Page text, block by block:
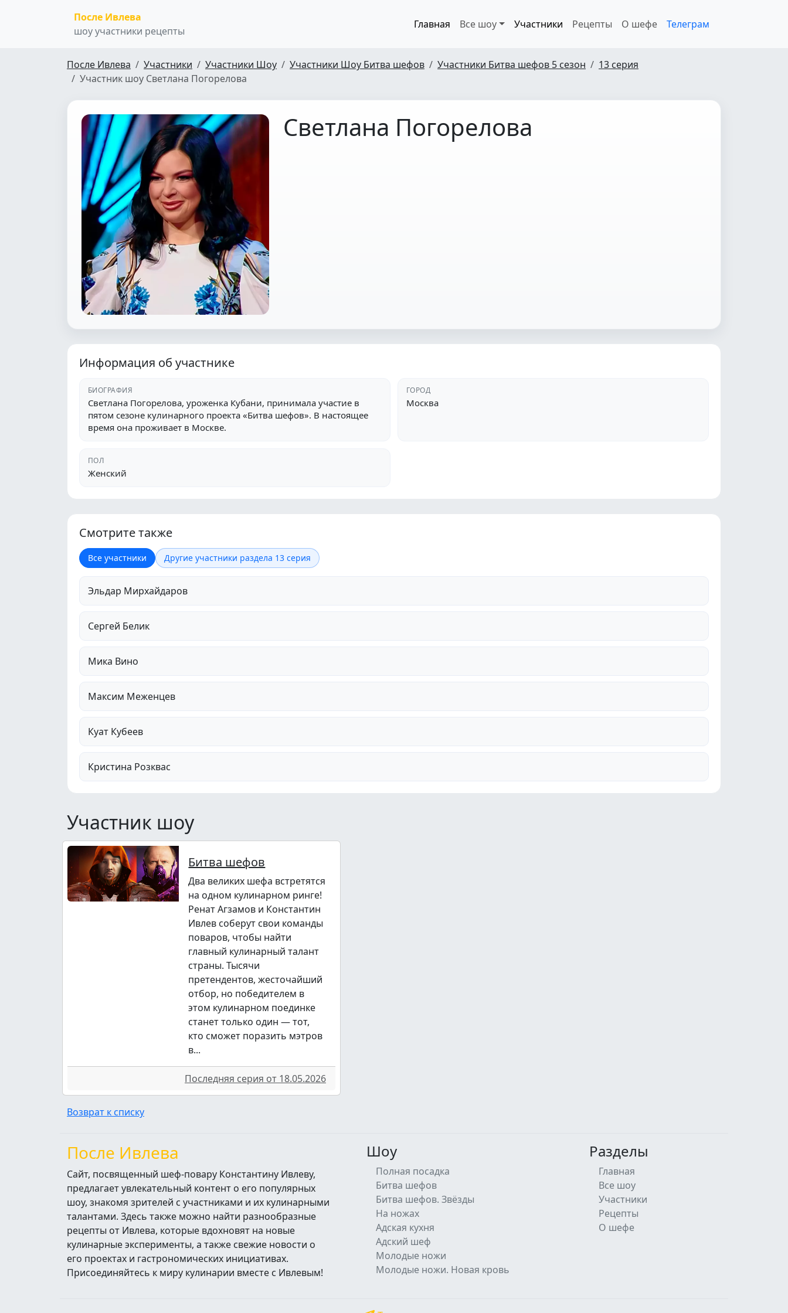
После Ивлева
шоу участники рецепты
Главная Все шоу Участники Рецепты О шефе Телеграм
После Ивлева Участники Участники Шоу Участники Шоу Битва шефов Участники Битва шефов 5 сезон
13 серия
Участник шоу Светлана Погорелова
Светлана Погорелова
Информация об участнике
БИОГРАФИЯ
Светлана Погорелова, уроженка Кубани, принимала участие в
пятом сезоне кулинарного проекта «Битва шефов». В настоящее
время она проживает в Москве.
ГОРОД
Москва
ПОЛ
Женский
Смотрите также
Все участники Другие участники раздела 13 серия
Эльдар Мирхайдаров
Сергей Белик
Мика Вино
Максим Меженцев
Куат Кубеев
Кристина Розквас
Участник шоу
Битва шефов
Два великих шефа встретятся
на одном кулинарном ринге!
Ренат Агзамов и Константин
Ивлев соберут свои команды
поваров, чтобы найти
главный кулинарный талант
страны. Тысячи
претендентов, жесточайший
отбор, но победителем в
этом кулинарном поединке
станет только один — тот,
кто сможет поразить мэтров
в...
Последняя серия от 18.05.2026
Возврат к списку
После Ивлева
Сайт, посвященный шеф-повару Константину Ивлеву,
предлагает увлекательный контент о его популярных
шоу, знакомя зрителей с участниками и их кулинарными
талантами. Здесь также можно найти разнообразные
рецепты от Ивлева, которые вдохновят на новые
кулинарные эксперименты, а также свежие новости о
его проектах и гастрономических инициативах.
Присоединяйтесь к миру кулинарии вместе с Ивлевым!
Шоу
Полная посадка
Битва шефов
Битва шефов. Звёзды
На ножах
Адская кухня
Адский шеф
Молодые ножи
Молодые ножи. Новая кровь
Разделы
Главная
Все шоу
Участники
Рецепты
О шефе